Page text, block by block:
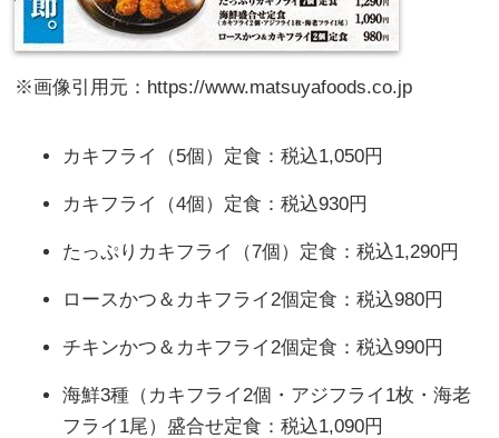
※画像引用元：https://www.matsuyafoods.co.jp
カキフライ（5個）定食：税込1,050円
カキフライ（4個）定食：税込930円
たっぷりカキフライ（7個）定食：税込1,290円
ロースかつ＆カキフライ2個定食：税込980円
チキンかつ＆カキフライ2個定食：税込990円
海鮮3種（カキフライ2個・アジフライ1枚・海老
フライ1尾）盛合せ定食：税込1,090円